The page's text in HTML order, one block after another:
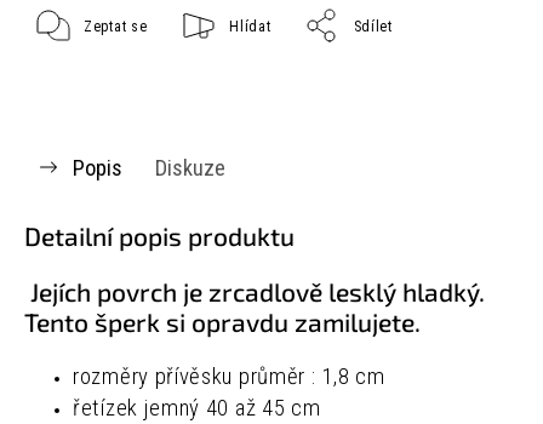
Zeptat se Hlídat Sdílet
Popis Diskuze
Detailní popis produktu
Jejích povrch je zrcadlově lesklý hladký.
Tento šperk si opravdu zamilujete.
rozměry přívěsku průměr : 1,8 cm
řetízek jemný 40 až 45 cm